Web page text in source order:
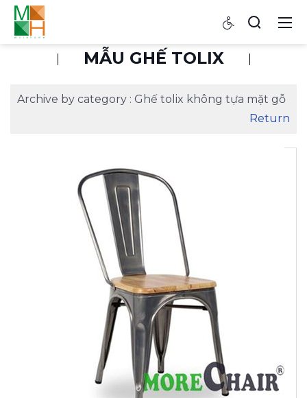
MẪU GHẾ TOLIX
Archive by category : Ghế tolix không tựa mặt gỗ
Return